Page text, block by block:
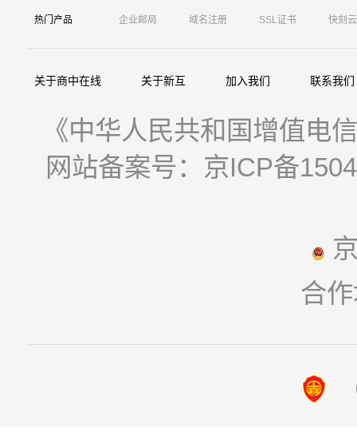
热门产品 企业邮局 域名注册 SSL证书 快刻云
关于商中在线 关于新互 加入我们 联系我们
《中华人民共和国增值电
网站备案号：京ICP备
合